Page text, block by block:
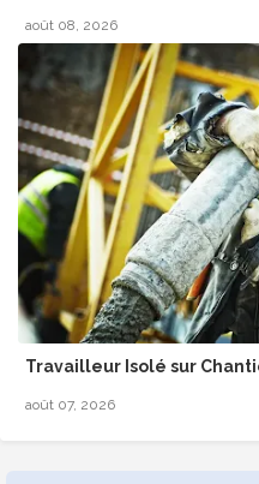
août 08, 2026
Travailleur Isolé sur
août 07, 2026